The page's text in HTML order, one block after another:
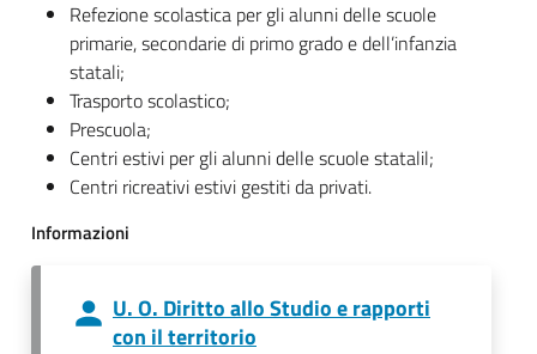
Refezione scolastica per gli alunni delle scuole
primarie, secondarie di primo grado e dell’infanzia
statali;
Trasporto scolastico;
Prescuola;
Centri estivi per gli alunni delle scuole statalil;
Centri ricreativi estivi gestiti da privati.
Informazioni
U. O. Diritto allo Studio e rapporti
con il territorio